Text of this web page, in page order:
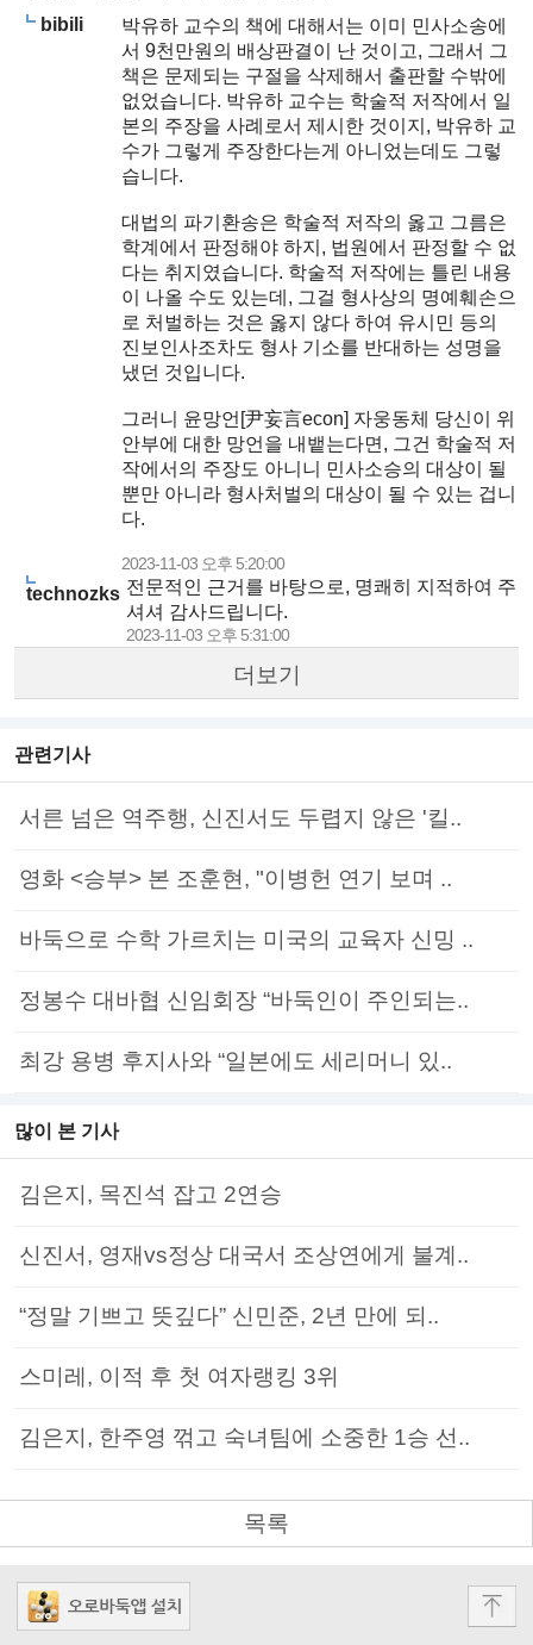
bibili
박유하 교수의 책에 대해서는 이미 민사소송에
서 9천만원의 배상판결이 난 것이고, 그래서 그
책은 문제되는 구절을 삭제해서 출판할 수밖에
없었습니다. 박유하 교수는 학술적 저작에서 일
본의 주장을 사례로서 제시한 것이지, 박유하 교
수가 그렇게 주장한다는게 아니었는데도 그렇
습니다.
대법의 파기환송은 학술적 저작의 옳고 그름은
학계에서 판정해야 하지, 법원에서 판정할 수 없
다는 취지였습니다. 학술적 저작에는 틀린 내용
이 나올 수도 있는데, 그걸 형사상의 명예훼손으
로 처벌하는 것은 옳지 않다 하여 유시민 등의
진보인사조차도 형사 기소를 반대하는 성명을
냈던 것입니다.
그러니 윤망언[尹妄言econ] 자웅동체 당신이 위
안부에 대한 망언을 내뱉는다면, 그건 학술적 저
작에서의 주장도 아니니 민사소승의 대상이 될
뿐만 아니라 형사처벌의 대상이 될 수 있는 겁니
다.
2023-11-03 오후 5:20:00
technozks 전문적인 근거를 바탕으로, 명쾌히 지적하여 주
셔셔 감사드립니다.
2023-11-03 오후 5:31:00
더보기
관련기사
서른 넘은 역주행, 신진서도 두렵지 않은 '킬..
영화 <승부> 본 조훈현, "이병헌 연기 보며 ..
바둑으로 수학 가르치는 미국의 교육자 신밍 ..
정봉수 대바협 신임회장 “바둑인이 주인되는..
최강 용병 후지사와 “일본에도 세리머니 있..
많이 본 기사
김은지, 목진석 잡고 2연승
신진서, 영재vs정상 대국서 조상연에게 불계..
“정말 기쁘고 뜻깊다” 신민준, 2년 만에 되..
스미레, 이적 후 첫 여자랭킹 3위
김은지, 한주영 꺾고 숙녀팀에 소중한 1승 선..
목록